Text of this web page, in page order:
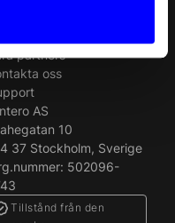
partners
oss
AS
10
37 Stockholm, Sverige
502096-
Tillstånd från den